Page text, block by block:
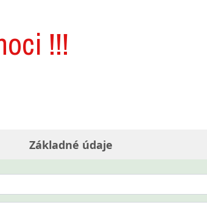
!!!
Základné údaje